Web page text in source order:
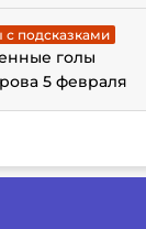
с подсказками
голы
5 февраля